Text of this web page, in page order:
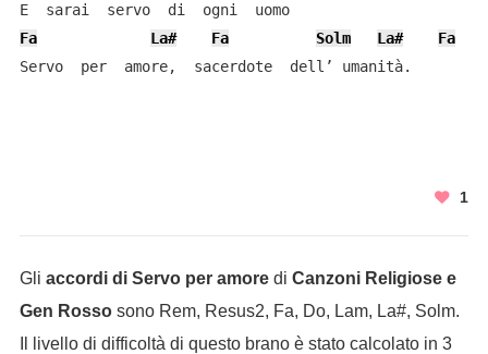
E  sarai  servo  di  ogni  uomo
Fa
La# Fa Solm La#
Fa
Servo  per  amore,  sacerdote  dell’ umanità.
1
Gli accordi di Servo per amoredi Canzoni Religiose e
Gen Rossosono Rem, Resus2, Fa, Do, Lam, La#, Solm.
Il livello di difficoltà di questo brano è stato calcolato in 3